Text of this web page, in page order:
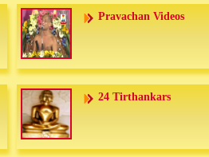
Pravachan Videos
24 Tirthankars